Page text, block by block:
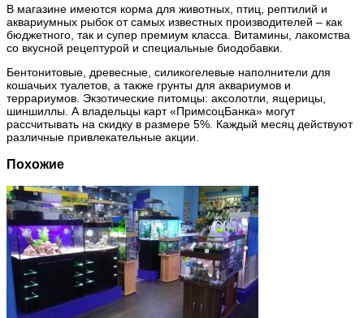
В магазине имеются корма для животных, птиц, рептилий и
аквариумных рыбок от самых известных производителей – как
бюджетного, так и супер премиум класса. Витамины, лакомства
со вкусной рецептурой и специальные биодобавки.
Бентонитовые, древесные, силикогелевые наполнители для
кошачьих туалетов, а также грунты для аквариумов и
террариумов. Экзотические питомцы: аксолотли, ящерицы,
шиншиллы. А владельцы карт «ПримсоцБанка» могут
рассчитывать на скидку в размере 5%. Каждый месяц действуют
различные привлекательные акции.
Похожие